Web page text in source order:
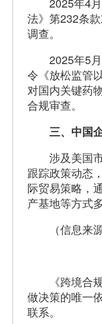
2025年4
法》第232条
调查。
2025年5
令《放松监管
对国内关键药
合规审查。
三、中国
涉及美国
跟踪政策动态
际贸易策略，
产基地等方式
（信息来
《跨境合
做决策的唯一
联系。